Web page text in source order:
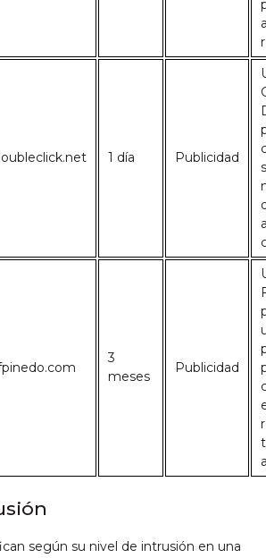
1 día Publicidad
3
meses
Publicidad
según su nivel de intrusión en una